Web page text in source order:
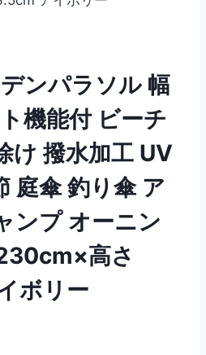
ンパラソル 幅
機能付 ビーチ
け 撥水加工 UV
庭傘 釣り傘 ア
ンプ オーニン
高さ
ボリー